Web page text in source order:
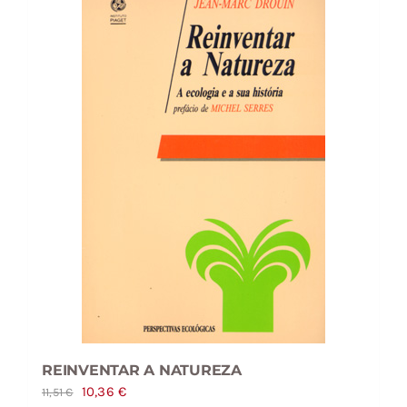
REINVENTAR A NATUREZA
11,51€
O
10,36€O